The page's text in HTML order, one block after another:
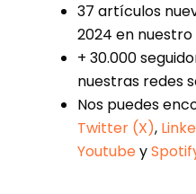
37 artículos
2024 en nuestro
+ 30.000
nuestras redes
Nos puedes
Twitter (X),
Youtubey